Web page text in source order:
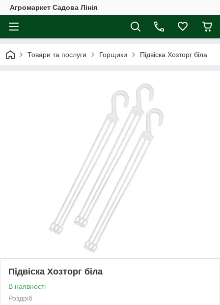
Агромаркет Садова Лінія
Товари та послуги Горщики Підвіска Хозторг біла
Підвіска Хозторг біла
В наявності
Роздріб